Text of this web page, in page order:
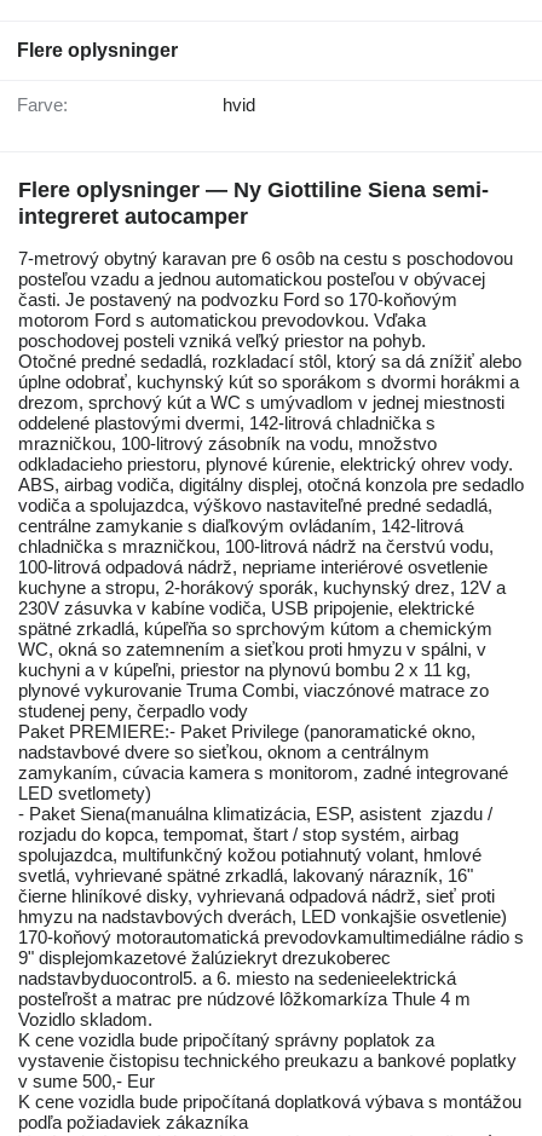
Flere oplysninger
Farve: hvid
Flere oplysninger — Ny Giottiline Siena semi-
integreret autocamper
7-metrový obytný karavan pre 6 osôb na cestu s poschodovou
posteľou vzadu a jednou automatickou posteľou v obývacej
časti. Je postavený na podvozku Ford so 170-koňovým
motorom Ford s automatickou prevodovkou. Vďaka
poschodovej posteli vzniká veľký priestor na pohyb.
Otočné predné sedadlá, rozkladací stôl, ktorý sa dá znížiť alebo
úplne odobrať, kuchynský kút so sporákom s dvormi horákmi a
drezom, sprchový kút a WC s umývadlom v jednej miestnosti
oddelené plastovými dvermi, 142-litrová chladnička s
mrazničkou, 100-litrový zásobník na vodu, množstvo
odkladacieho priestoru, plynové kúrenie, elektrický ohrev vody.
ABS, airbag vodiča, digitálny displej, otočná konzola pre sedadlo
vodiča a spolujazdca, výškovo nastaviteľné predné sedadlá,
centrálne zamykanie s diaľkovým ovládaním, 142-litrová
chladnička s mrazničkou, 100-litrová nádrž na čerstvú vodu,
100-litrová odpadová nádrž, nepriame interiérové osvetlenie
kuchyne a stropu, 2-horákový sporák, kuchynský drez, 12V a
230V zásuvka v kabíne vodiča, USB pripojenie, elektrické
spätné zrkadlá, kúpeľňa so sprchovým kútom a chemickým
WC, okná so zatemnením a sieťkou proti hmyzu v spálni, v
kuchyni a v kúpeľni, priestor na plynovú bombu 2 x 11 kg,
plynové vykurovanie Truma Combi, viaczónové matrace zo
studenej peny, čerpadlo vody
Paket PREMIERE:- Paket Privilege (panoramatické okno,
nadstavbové dvere so sieťkou, oknom a centrálnym
zamykaním, cúvacia kamera s monitorom, zadné integrované
LED svetlomety)
- Paket Siena(manuálna klimatizácia, ESP, asistent zjazdu /
rozjadu do kopca, tempomat, štart / stop systém, airbag
spolujazdca, multifunkčný kožou potiahnutý volant, hmlové
svetlá, vyhrievané spätné zrkadlá, lakovaný nárazník, 16"
čierne hliníkové disky, vyhrievaná odpadová nádrž, sieť proti
hmyzu na nadstavbových dverách, LED vonkajšie osvetlenie)
170-koňový motorautomatická prevodovkamultimediálne rádio s
9" displejomkazetové žalúziekryt drezukoberec
nadstavbyduocontrol5. a 6. miesto na sedenieelektrická
posteľrošt a matrac pre núdzové lôžkomarkíza Thule 4 m
Vozidlo skladom.
K cene vozidla bude pripočítaný správny poplatok za
vystavenie čistopisu technického preukazu a bankové poplatky
v sume 500,- Eur
K cene vozidla bude pripočítaná doplatková výbava s montážou
podľa požiadaviek zákazníka